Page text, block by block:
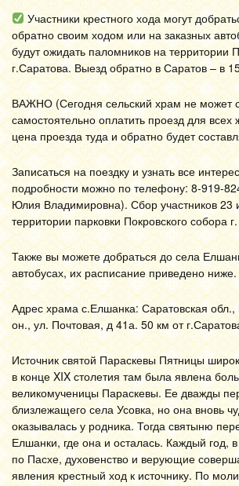
Участники крестного хода могут
обратно своим ходом или на заказных
будут ожидать паломников на территории
г.Саратова. Выезд обратно в Саратов – в
ВАЖНО (Сегодня сельский храм не может
самостоятельно оплатить проезд для
цена проезда туда и обратно будет
Записаться на поездку и узнать все
подробности можно по телефону: 8-919-
Юлия Владимировна). Сбор участников 23
территории парковки Покровского собора
Также вы можете добраться до села
автобусах, их расписание приведено ниже.
Адрес храма с.Елшанка: Саратовская обл.,
он., ул. Почтовая, д 41а. 50 км от
Источник святой Параскевы Пятницы
в конце XIX столетия там была явлена
великомученицы Параскевы. Ее дважды
близлежащего села Усовка, но она вновь
оказывалась у родника. Тогда святыню
Елшанки, где она и осталась. Каждый год,
по Пасхе, духовенство и верующие
явления крестный ход к источнику. По